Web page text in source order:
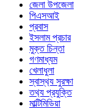
জেলা উপজেলা
পিএসআই
প্রবাস
ইসলাম প্রচার
মুক্ত চিন্তা
গণমাধ্যম
খেলাধুলা
স্বাস্থ‍্য সুরক্ষা
তথ‍্য প্রযুক্তি
মাল্টিমিডিয়া